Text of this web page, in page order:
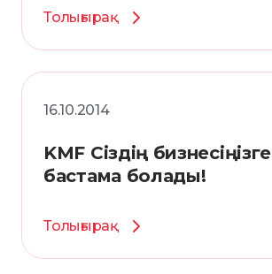
Толығырақ
16.10.2014
KMF Сіздің бизнесіңізге
бастама болады!
Толығырақ